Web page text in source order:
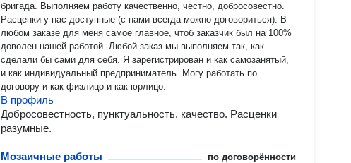
бригада. Выполняем работу качественно, честно, добросовестно.
Расценки у нас доступные (с нами всегда можно договориться). В
любом заказе для меня самое главное, чтоб заказчик был на 100%
доволен нашей работой. Любой заказ мы выполняем так, как
сделали бы сами для себя. Я зарегистрирован и как самозанятый,
и как индивидуальный предприниматель. Могу работать по
договору и как физлицо и как юрлицо.
В профиль
Добросовестность, пунктуальность, качество. Расценки
разумные.
Мозаичные работы по договорённости